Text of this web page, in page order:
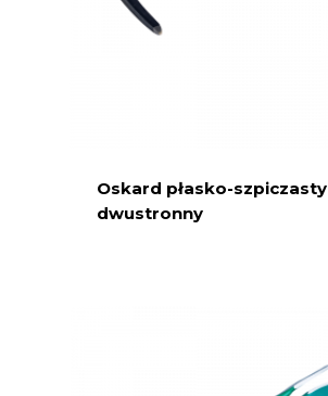
Oskard płasko-szpiczasty
dwustronny